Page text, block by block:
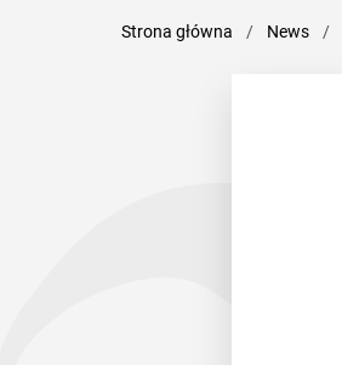
Strona główna / News /